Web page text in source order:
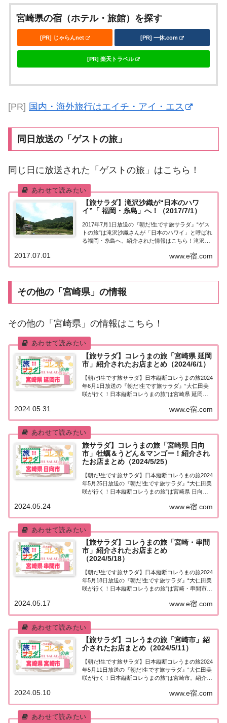
宮崎県の宿（ホテル・旅館）を探す
[PR] じゃらんnet [PR] 一休.com
[PR] 楽天トラベル
[PR] 国内・海外旅行はエイチ・アイ・エス
同日放送の「ゲストの旅」
同じ日に放送された「ゲストの旅」はこちら！
【旅サラダ】滝沢沙織が“日本のハワ
イ”「 福岡・糸島」へ！（2017/7/1）
2017年7月1日放送の『朝だ!生です旅サラダ』“ゲス
トの旅”は滝沢沙織さんが「日本のハワイ」と呼ばれ
る福岡・糸島へ。紹介された情報はこちら！滝沢沙
旅”は滝沢沙織さん。「日本のハワイ」と呼ばれ注目
を集める福岡・糸島で、大注目のブラ...
www.e宿.com
2017.07.01
その他の「宮崎県」の情報
その他の「宮崎県」の情報はこちら！
【旅サラダ】コレうまの旅「宮崎県 延岡
市」紹介されたお店まとめ（2024/6/1）
【朝だ!生です旅サラダ】日本縦断コレうまの旅2024
年6月1日放送の『朝だ!生です旅サラダ』“大仁田美
咲が行く！日本縦断コレうまの旅”は宮崎県 延岡
県 延岡市」「日本縦断コレうまの旅」４代目プレゼ
ントソムリエ・大仁田美咲アナウンサーが...
www.e宿.com
2024.05.31
旅サラダ】コレうまの旅「宮崎県 日向
市」牡蠣＆うどん＆マンゴー！紹介され
たお店まとめ（2024/5/25）
【朝だ!生です旅サラダ】日本縦断コレうまの旅2024
年5月25日放送の『朝だ!生です旅サラダ』“大仁田美
咲が行く！日本縦断コレうまの旅”は宮崎県 日向
県 日向市」「日本縦断コレうまの旅」４代目プレゼ
ントソムリエ・大仁田美咲アナウンサー...
www.e宿.com
2024.05.24
【旅サラダ】コレうまの旅「宮崎・串間
市」紹介されたお店まとめ
（2024/5/18）
【朝だ!生です旅サラダ】日本縦断コレうまの旅2024
年5月18日放送の『朝だ!生です旅サラダ』“大仁田美
咲が行く！日本縦断コレうまの旅”は宮崎・串間市。
間市」「日本縦断コレうまの旅」４代目プレゼント
ソムリエ・大仁田美咲アナウンサーが美...
www.e宿.com
2024.05.17
【旅サラダ】コレうまの旅「宮崎市」紹
介されたお店まとめ（2024/5/11）
【朝だ!生です旅サラダ】日本縦断コレうまの旅2024
年5月11日放送の『朝だ!生です旅サラダ』“大仁田美
咲が行く！日本縦断コレうまの旅”は宮崎市。紹介さ
縦断コレうまの旅」４代目プレゼントソムリエ・大
仁田美咲アナウンサーが美味しいもの探...
www.e宿.com
2024.05.10